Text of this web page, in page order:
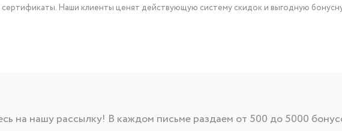
Наши клиенты ценят действующую систему скидок и выгодную
на нашу рассылку! В каждом письме раздаем от 500 до 5000